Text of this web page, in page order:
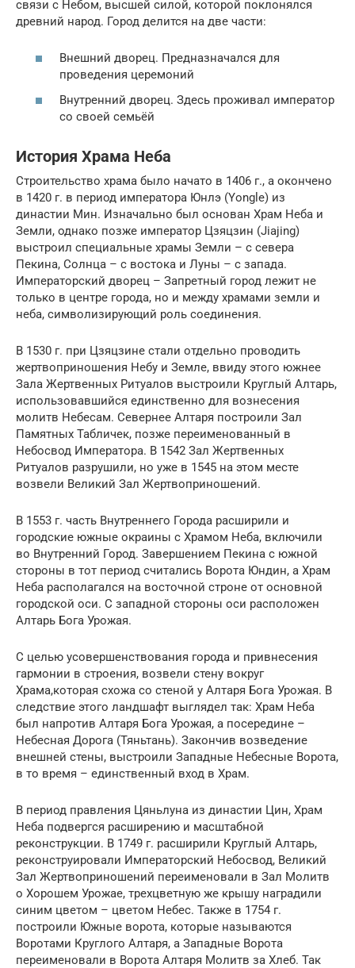
связи с Небом, высшей силой, которой поклонялся
древний народ. Город делится на две части:
Внешний дворец. Предназначался для
проведения церемоний
Внутренний дворец. Здесь проживал император
со своей семьёй
История Храма Неба
Строительство храма было начато в 1406 г., а окончено
в 1420 г. в период императора Юнлэ (Yongle) из
династии Мин. Изначально был основан Храм Неба и
Земли, однако позже император Цзяцзин (Jiajing)
выстроил специальные храмы Земли – с севера
Пекина, Солнца – с востока и Луны – с запада.
Императорский дворец – Запретный город лежит не
только в центре города, но и между храмами земли и
неба, символизирующий роль соединения.
В 1530 г. при Цзяцзине стали отдельно проводить
жертвоприношения Небу и Земле, ввиду этого южнее
Зала Жертвенных Ритуалов выстроили Круглый Алтарь,
использовавшийся единственно для вознесения
молитв Небесам. Севернее Алтаря построили Зал
Памятных Табличек, позже переименованный в
Небосвод Императора. В 1542 Зал Жертвенных
Ритуалов разрушили, но уже в 1545 на этом месте
возвели Великий Зал Жертвоприношений.
В 1553 г. часть Внутреннего Города расширили и
городские южные окраины с Храмом Неба, включили
во Внутренний Город. Завершением Пекина с южной
стороны в тот период считались Ворота Юндин, а Храм
Неба располагался на восточной строне от основной
городской оси. С западной стороны оси расположен
Алтарь Бога Урожая.
С целью усовершенствования города и привнесения
гармонии в строения, возвели стену вокруг
Храма,которая схожа со стеной у Алтаря Бога Урожая. В
следствие этого ландшафт выглядел так: Храм Неба
был напротив Алтаря Бога Урожая, а посередине –
Небесная Дорога (Тяньтань). Закончив возведение
внешней стены, выстроили Западные Небесные Ворота,
в то время – единственный вход в Храм.
В период правления Цяньлуна из династии Цин, Храм
Неба подвергся расширению и масштабной
реконструкции. В 1749 г. расширили Круглый Алтарь,
реконструировали Императорский Небосвод, Великий
Зал Жертвоприношений переименовали в Зал Молитв
о Хорошем Урожае, трехцветную же крышу наградили
синим цветом – цветом Небес. Также в 1754 г.
построили Южные ворота, которые называются
Воротами Круглого Алтаря, а Западные Ворота
переименовали в Ворота Алтаря Молитв за Хлеб. Так